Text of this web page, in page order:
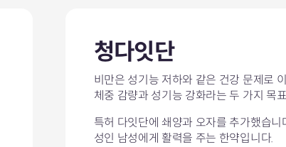
청다잇단
비만은 성기능 저하와 같은 건강 문제로
체중 감량과 성기능 강화라는 두 가지 목
특허 다잇단에 쇄양과 오자를 추가했습니
성인 남성에게 활력을 주는 한약입니다.